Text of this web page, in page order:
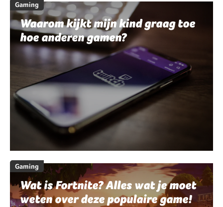
Gaming
Waarom kijkt mijn kind graag toe
hoe anderen gamen?
Gaming
Wat is Fortnite? Alles wat je moet
weten over deze populaire game!